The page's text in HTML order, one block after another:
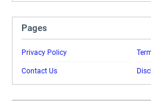
Pages
Privacy Policy
Contact Us